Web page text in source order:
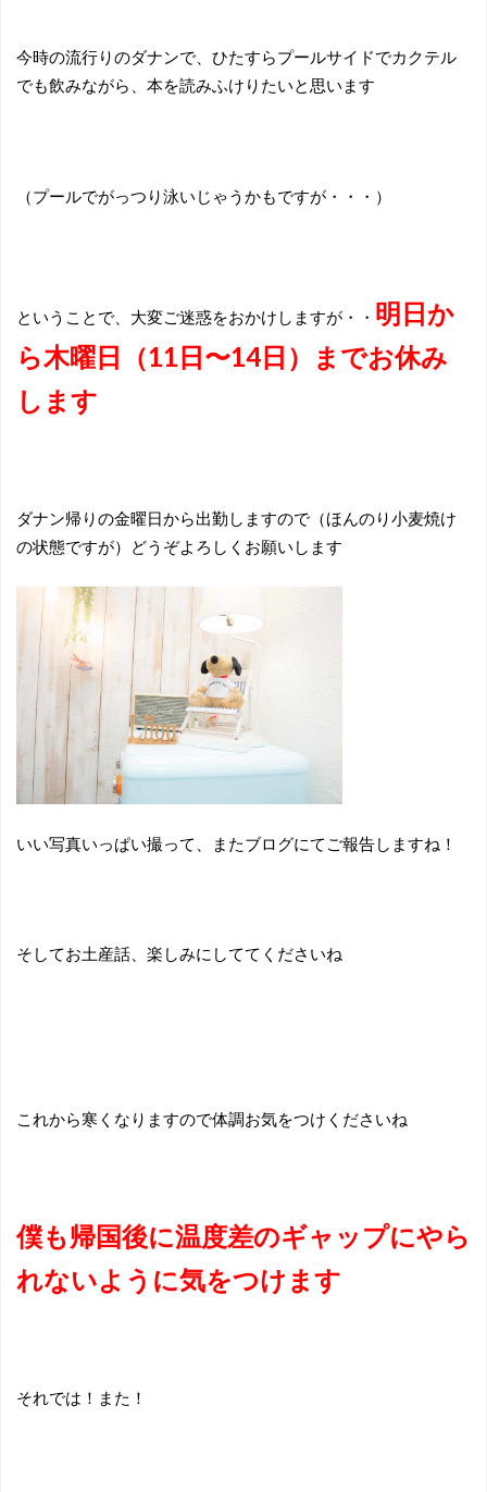
今時の流行りのダナンで、ひたすらプールサイドでカクテル
でも飲みながら、本を読みふけりたいと思います
（プールでがっつり泳いじゃうかもですが・・・）
ということで、大変ご迷惑をおかけしますが・・ 明日か
ら木曜日（11日〜14日）までお休み
します
ダナン帰りの金曜日から出勤しますので（ほんのり小麦焼け
の状態ですが）どうぞよろしくお願いします
いい写真いっぱい撮って、またブログにてご報告しますね！
そしてお土産話、楽しみにしててくださいね
これから寒くなりますので体調お気をつけくださいね
僕も帰国後に温度差のギャップにやら
れないように気をつけます
それでは！また！